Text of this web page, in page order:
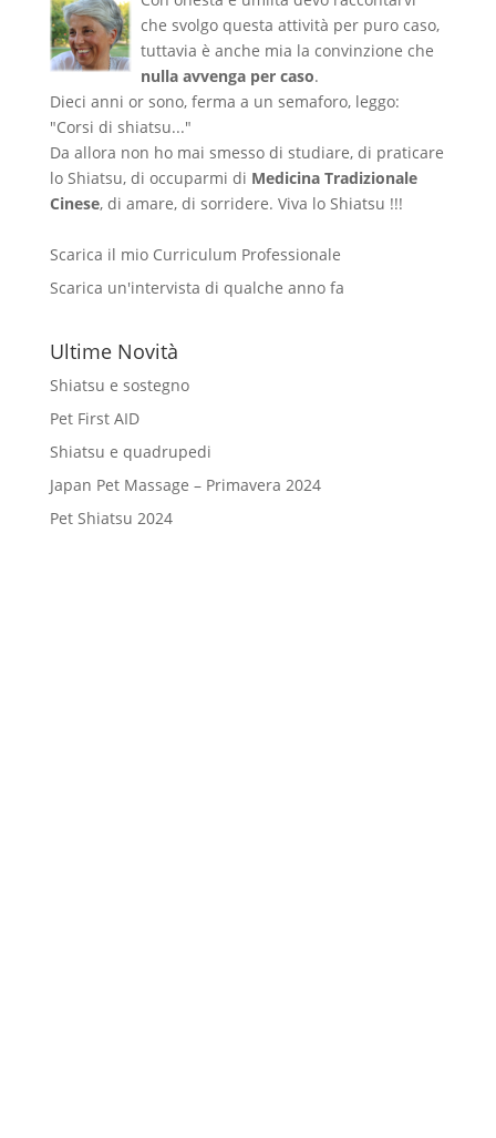
che svolgo questa attività per puro caso,
tuttavia è anche mia la convinzione che
nulla avvenga per caso.
Dieci anni or sono, ferma a un semaforo, leggo:
"Corsi di shiatsu..."
Da allora non ho mai smesso di studiare, di praticare
lo Shiatsu, di occuparmi di Medicina Tradizionale
Cinese, di amare, di sorridere. Viva lo Shiatsu !!!
Scarica il mio Curriculum Professionale
Scarica un'intervista di qualche anno fa
Ultime Novità
Shiatsu e sostegno
Pet First AID
Shiatsu e quadrupedi
Japan Pet Massage – Primavera 2024
Pet Shiatsu 2024